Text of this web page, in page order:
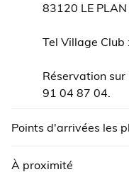
83120 LE PLAN
Tel Village
Réservation
91 04 87 04.
Points d'arrivées les
À proximité